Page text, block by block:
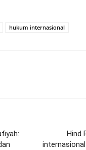
hukum internasional
Hind